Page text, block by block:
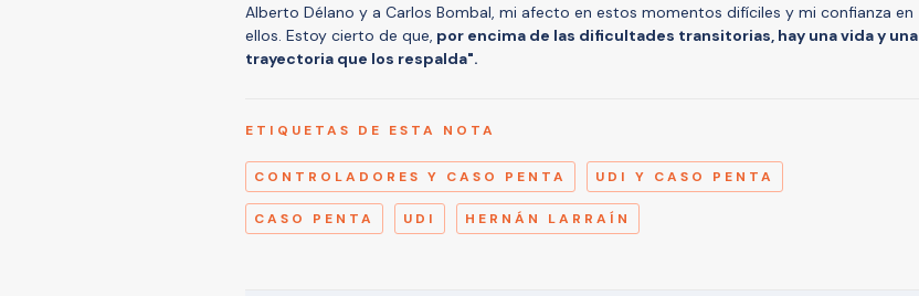
Alberto Délano y a Carlos Bombal, mi afecto en estos momentos difíciles y mi confianza en
ellos. Estoy cierto de que, por encima de las dificultades transitorias, hay una vida y una
trayectoria que los respalda".
ETIQUETAS DE ESTA NOTA
CONTROLADORES Y CASO PENTA UDI Y CASO PENTA
CASO PENTA UDI HERNÁN LARRAÍN